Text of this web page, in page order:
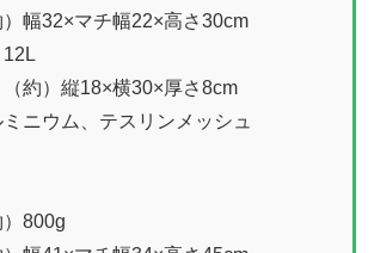
幅32×マチ幅22×高さ30cm
12L
約）縦18×横30×厚さ8cm
ニウム、テスリンメッシュ
800g